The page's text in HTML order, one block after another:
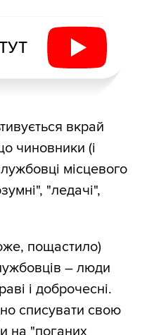
вкрай
чиновники (і
місцевого
"ледачі",
пощастило)
– люди
і доброчесні.
списувати свою
на "поганих